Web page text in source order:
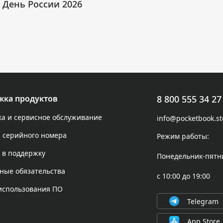
День России 2026
продуктов
и сервисное обслуживание
серийного номера
в поддержку
обязательства
ПО
8 800 555 34 27
Режим работы:
Понедельник-
с 10:00 до 19:00
Telegram
App Store